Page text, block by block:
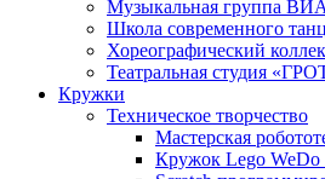
Музыкальная группа
Школа современного
Хореографический
Театральная студия
Кружки
Техническое творчество
Мастерская
Кружок Lego WeDo